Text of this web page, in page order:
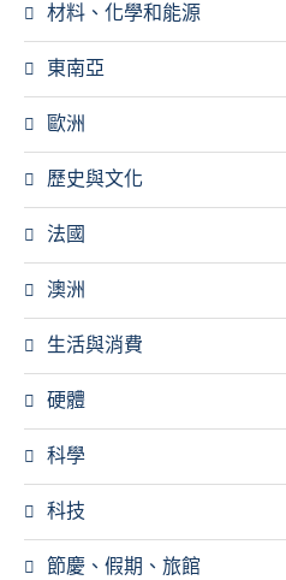
材料、化學和能源
東南亞
歐洲
歷史與文化
法國
澳洲
生活與消費
硬體
科學
科技
節慶、假期、旅館